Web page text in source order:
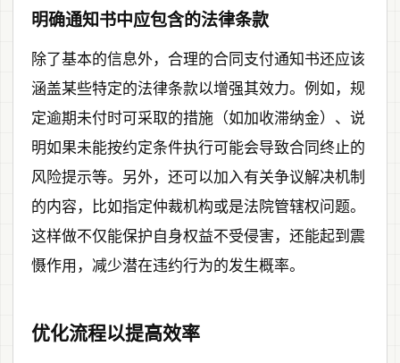
明确通知书中应包含的法律条款
除了基本的信息外，合理的合同支付通知书还应该
涵盖某些特定的法律条款以增强其效力。例如，规
定逾期未付时可采取的措施（如加收滞纳金）、说
明如果未能按约定条件执行可能会导致合同终止的
风险提示等。另外，还可以加入有关争议解决机制
的内容，比如指定仲裁机构或是法院管辖权问题。
这样做不仅能保护自身权益不受侵害，还能起到震
慑作用，减少潜在违约行为的发生概率。
优化流程以提高效率